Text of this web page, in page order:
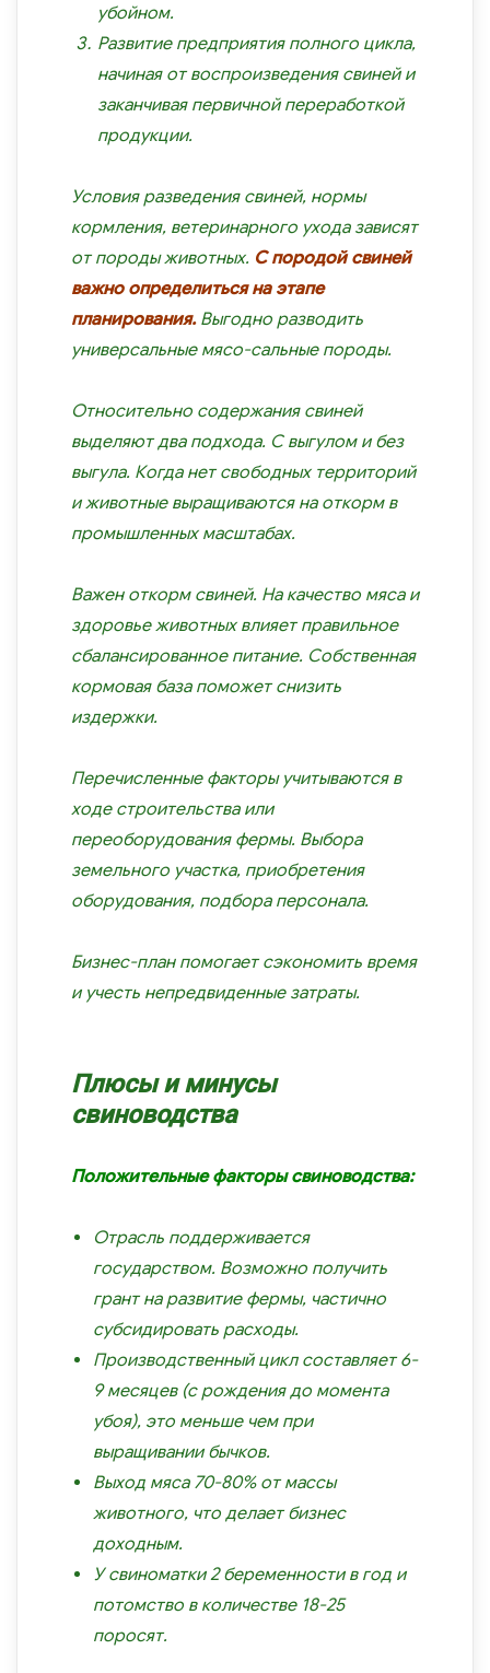
убойном.
Развитие предприятия полного цикла,
начиная от воспроизведения свиней и
заканчивая первичной переработкой
продукции.
Условия разведения свиней, нормы
кормления, ветеринарного ухода зависят
от породы животных. С породой свиней
важно определиться на этапе
планирования. Выгодно разводить
универсальные мясо-сальные породы.
Относительно содержания свиней
выделяют два подхода. С выгулом и без
выгула. Когда нет свободных территорий
и животные выращиваются на откорм в
промышленных масштабах.
Важен откорм свиней. На качество мяса и
здоровье животных влияет правильное
сбалансированное питание. Собственная
кормовая база поможет снизить
издержки.
Перечисленные факторы учитываются в
ходе строительства или
переоборудования фермы. Выбора
земельного участка, приобретения
оборудования, подбора персонала.
Бизнес-план помогает сэкономить время
и учесть непредвиденные затраты.
Плюсы и минусы
свиноводства
Положительные факторы свиноводства:
Отрасль поддерживается
государством. Возможно получить
грант на развитие фермы, частично
субсидировать расходы.
Производственный цикл составляет 6-
9 месяцев (с рождения до момента
убоя), это меньше чем при
выращивании бычков.
Выход мяса 70-80% от массы
животного, что делает бизнес
доходным.
У свиноматки 2 беременности в год и
потомство в количестве 18-25
поросят.